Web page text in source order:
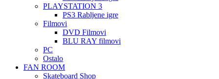
PLAYSTATION 3
PS3 Rabljene igre
Filmovi
DVD Filmovi
BLU RAY filmovi
PC
Ostalo
FAN ROOM
Skateboard Shop